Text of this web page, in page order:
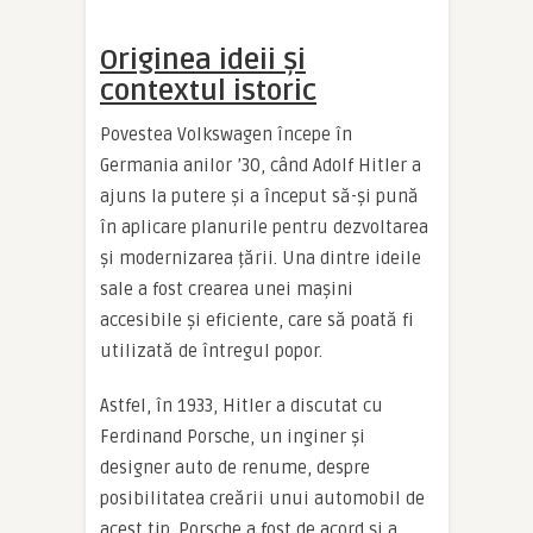
Originea ideii și
contextul istoric
Povestea Volkswagen începe în
Germania anilor ’30, când Adolf Hitler a
ajuns la putere și a început să-și pună
în aplicare planurile pentru dezvoltarea
și modernizarea țării. Una dintre ideile
sale a fost crearea unei mașini
accesibile și eficiente, care să poată fi
utilizată de întregul popor.
Astfel, în 1933, Hitler a discutat cu
Ferdinand Porsche, un inginer și
designer auto de renume, despre
posibilitatea creării unui automobil de